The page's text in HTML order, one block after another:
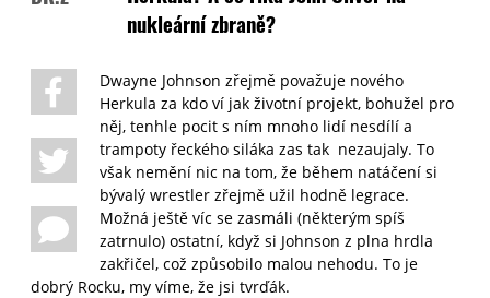
nukleární zbraně?
Dwayne Johnson zřejmě považuje nového
Herkula za kdo ví jak životní projekt, bohužel pro
něj, tenhle pocit s ním mnoho lidí nesdílí a
trampoty řeckého siláka zas tak nezaujaly. To
však nemění nic na tom, že během natáčení si
bývalý wrestler zřejmě užil hodně legrace.
Možná ještě víc se zasmáli (některým spíš
zatrnulo) ostatní, když si Johnson z plna hrdla
zakřičel, což způsobilo malou nehodu. To je
dobrý Rocku, my víme, že jsi tvrďák.